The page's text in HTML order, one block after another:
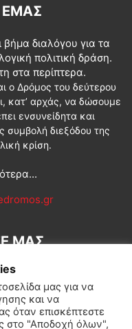
ΕΜΆΣ
διαλόγου για τα
πολιτική δράση.
στα περίπτερα.
ο Δρόμος του δεύτερου
κατ’ αρχάς, να δώσουμε
ενσυνείδητα και
συμβολή διεξόδου της
κρίση.
ΜΑΣ
μας για να
και να
όταν επισκέπτεστε
στο "Αποδοχή όλων",